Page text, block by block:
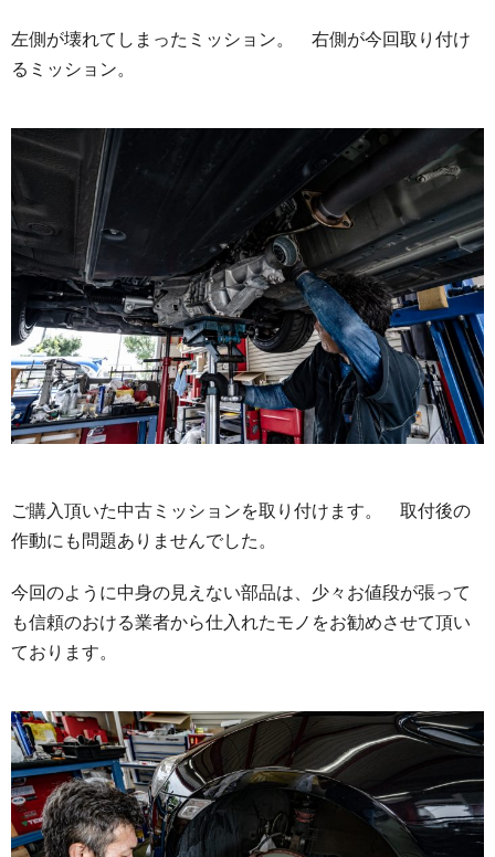
左側が壊れてしまったミッション。 右側が今回取り付け
るミッション。
ご購入頂いた中古ミッションを取り付けます。 取付後の
作動にも問題ありませんでした。
今回のように中身の見えない部品は、少々お値段が張って
も信頼のおける業者から仕入れたモノをお勧めさせて頂い
ております。